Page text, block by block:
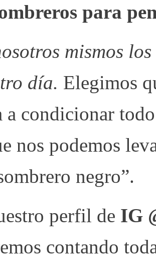
para
mismos
día. Elegimos
a condicionar
nos podemos
negro”.
perfil de IG
contando